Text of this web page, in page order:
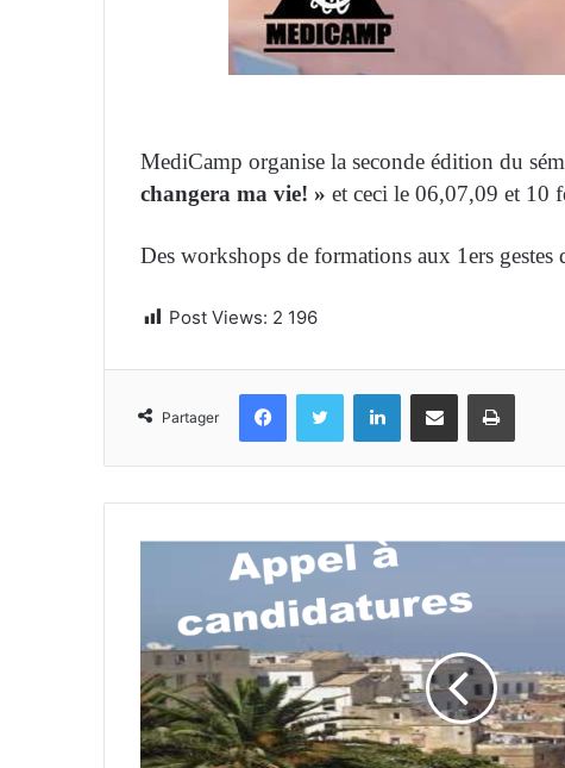
MediCamp organise la seconde édition du
changera ma vie! » et ceci le 06,07,09 et 10
Des workshops de formations aux 1ers
Post Views: 2 196
Partager
FacebookTwitter LinkedinPartager par email